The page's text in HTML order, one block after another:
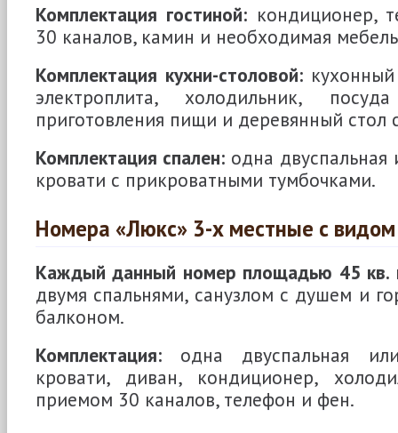
Комплектация гостиной:кондиционер,
30 каналов, камин и необходимая
Комплектация кухни-столовой:кухонный
электроплита, холодильник,
приготовления пищи и деревянный стол
Комплектация спален: одна
кровати с прикроватными тумбочками.
Номера «Люкс» 3-х местные с
Каждый данный номер площадью 45 кв.
двумя спальнями, санузлом с душем и
балконом.
Комплектация: одна двуспальная
кровати, диван, кондиционер,
приемом 30 каналов, телефон и фен.